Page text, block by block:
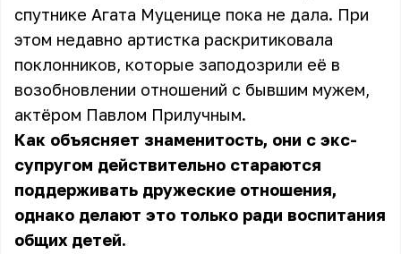
спутнике Агата Муценице пока не дала. При
этом недавно артистка раскритиковала
поклонников, которые заподозрили её в
возобновлении отношений с бывшим мужем,
актёром Павлом Прилучным.
Как объясняет знаменитость, они с экс-
супругом действительно стараются
поддерживать дружеские отношения,
однако делают это только ради воспитания
общих детей.